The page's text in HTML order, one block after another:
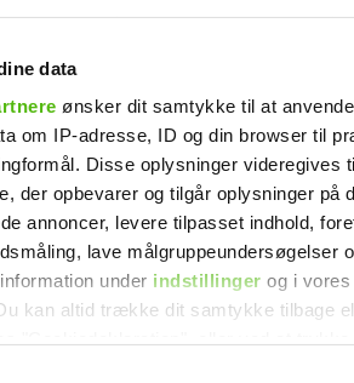
data
ønsker dit samtykke til at
om IP-adresse, ID og din browser til
Disse oplysninger videregives
der opbevarer og tilgår oplysninger på
annoncer, levere tilpasset indhold,
lave målgruppeundersøgelser
under indstillinger og i vores
kan altid trække dit samtykke tilbage
Bjarnes hjem er indrettet i
afslører ny